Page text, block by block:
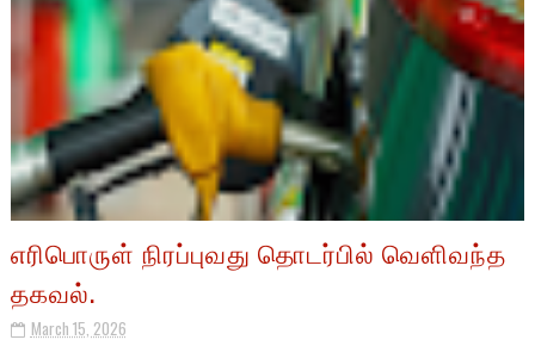
எரிபொருள் நிரப்புவது தொடர்பில் வெளிவந்த
தகவல்.
March 15, 2026